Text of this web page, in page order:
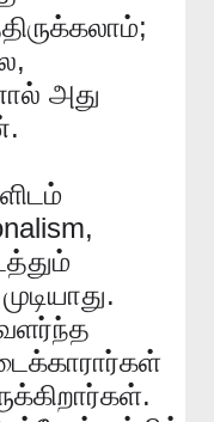
;
,
அது
.
முடியாது.
.